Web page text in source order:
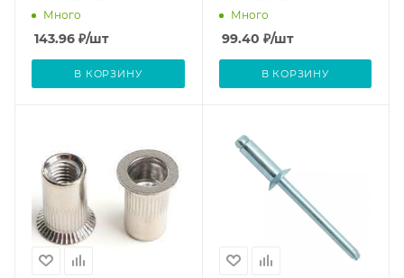
Много
143.96 ₽/шт
В КОРЗИНУ
Много
99.40 ₽/шт
В КОРЗИНУ